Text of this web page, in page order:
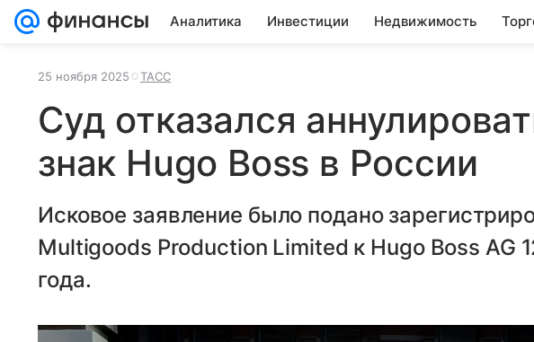
Аналитика Инвестиции Недвижимость
25 ноября 2025 ТАСС
Суд отказался
знак Hugo Boss в России
Исковое заявление было подано
Multigoods Production Limited к Hugo Boss AG
года.